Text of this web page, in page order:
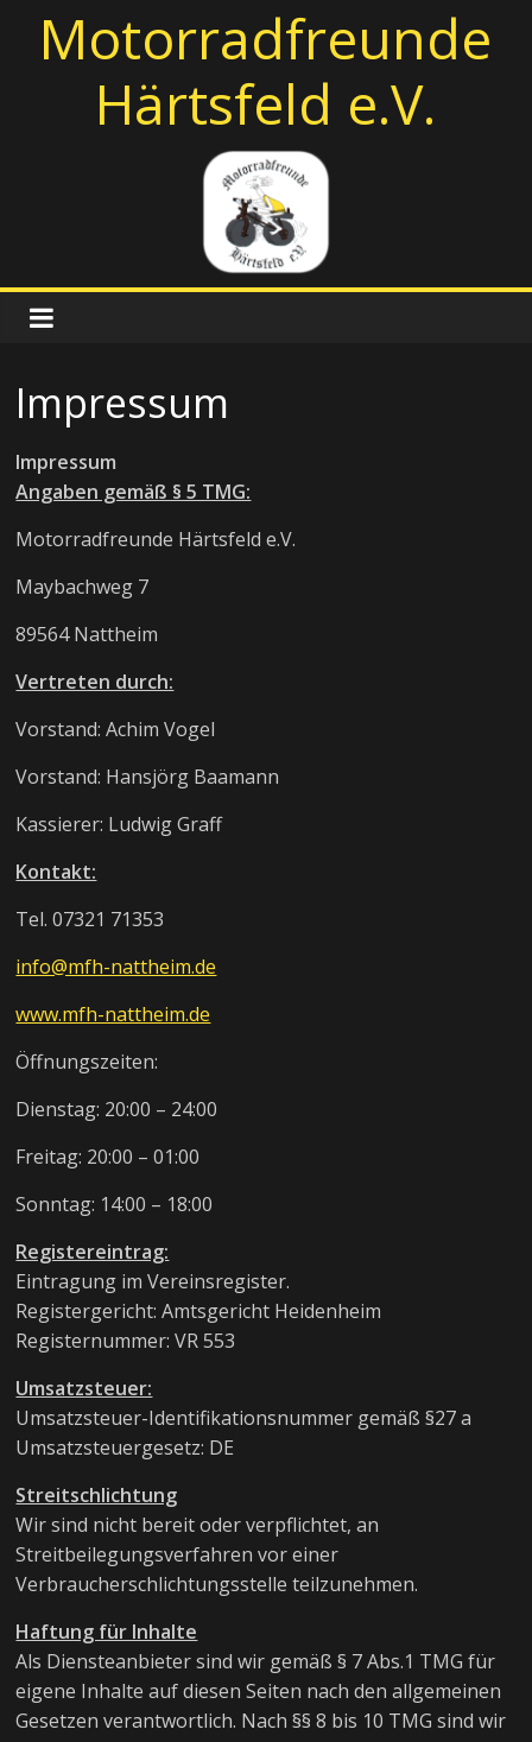
Motorradfreunde
Härtsfeld e.V.
Impressum
Impressum
Angaben gemäß § 5 TMG:
Motorradfreunde Härtsfeld e.V.
Maybachweg 7
89564 Nattheim
Vertreten durch:
Vorstand: Achim Vogel
Vorstand: Hansjörg Baamann
Kassierer: Ludwig Graff
Kontakt:
Tel. 07321 71353
info@mfh-nattheim.de
www.mfh-nattheim.de
Öffnungszeiten:
Dienstag: 20:00 – 24:00
Freitag: 20:00 – 01:00
Sonntag: 14:00 – 18:00
Registereintrag:
Eintragung im Vereinsregister.
Registergericht: Amtsgericht Heidenheim
Registernummer: VR 553
Umsatzsteuer:
Umsatzsteuer-Identifikationsnummer gemäß §27 a
Umsatzsteuergesetz: DE
Streitschlichtung
Wir sind nicht bereit oder verpflichtet, an
Streitbeilegungsverfahren vor einer
Verbraucherschlichtungsstelle teilzunehmen.
Haftung für Inhalte
Als Diensteanbieter sind wir gemäß § 7 Abs.1 TMG für
eigene Inhalte auf diesen Seiten nach den allgemeinen
Gesetzen verantwortlich. Nach §§ 8 bis 10 TMG sind wir